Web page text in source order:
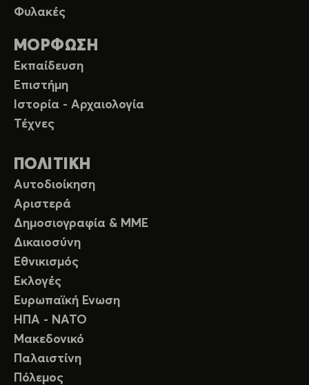
Φυλακές
ΜΟΡΦΩΣΗ
Εκπαίδευση
Επιστήμη
Ιστορία - Αρχαιολογία
Τέχνες
ΠΟΛΙΤΙΚΗ
Αυτοδιοίκηση
Αριστερά
Δημοσιογραφία & ΜΜΕ
Δικαιοσύνη
Εθνικισμός
Εκλογές
Ευρωπαϊκή Ενωση
ΗΠΑ - ΝΑΤΟ
Μακεδονικό
Παλαιστίνη
Πόλεμος